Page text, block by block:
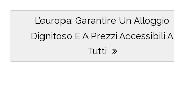
Next
Post:
L’europa: Garantire Un Alloggio
Dignitoso E A Prezzi Accessibili A
Tutti